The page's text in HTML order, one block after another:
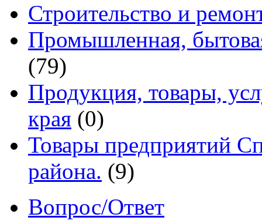
Строительство и
Промышленная,
(79)
Продукция, товары,
края (0)
Товары предприятий
района. (9)
Вопрос/Ответ